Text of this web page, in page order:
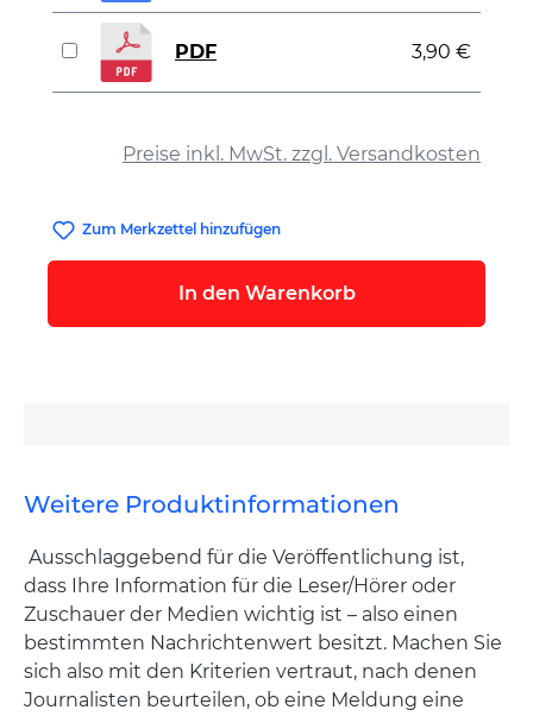
Preise inkl. MwSt. zzgl. Versandkosten
PDF 3,90 €
Zum Merkzettel hinzufügen
In den Warenkorb
Weitere Produktinformationen
Ausschlaggebend für die Veröffentlichung ist,
dass Ihre Information für die Leser/Hörer oder
Zuschauer der Medien wichtig ist – also einen
bestimmten Nachrichtenwert besitzt. Machen Sie
sich also mit den Kriterien vertraut, nach denen
Journalisten beurteilen, ob eine Meldung eine